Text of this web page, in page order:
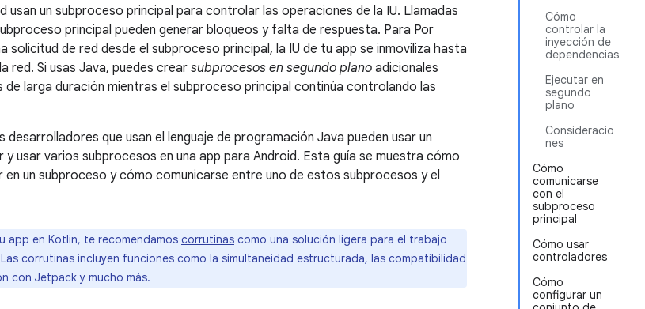
Cómo
controlar la
inyección de
dependencias
Ejecutar en
segundo
plano
Consideracio
nes
Cómo
comunicarse
con el
subproceso
principal
Cómo usar
controladores
Cómo
configurar un
usan un subproceso principal para controlar las operaciones de la IU. Llamadas
principal pueden generar bloqueos y falta de respuesta. Para Por
solicitud de red desde el subproceso principal, la IU de tu app se inmoviliza hasta
red. Si usas Java, puedes crear subprocesos en segundo plano adicionales
larga duración mientras el subproceso principal continúa controlando las
que usan el lenguaje de programación Java pueden usar un
y usar varios subprocesos en una app para Android. Esta guía se muestra cómo
un subproceso y cómo comunicarse entre uno de estos subprocesos y el
app en Kotlin, te recomendamos corrutinas como una solución ligera para el trabajo
corrutinas incluyen funciones como la simultaneidad estructurada, las compatibilidad
con Jetpack y mucho más.